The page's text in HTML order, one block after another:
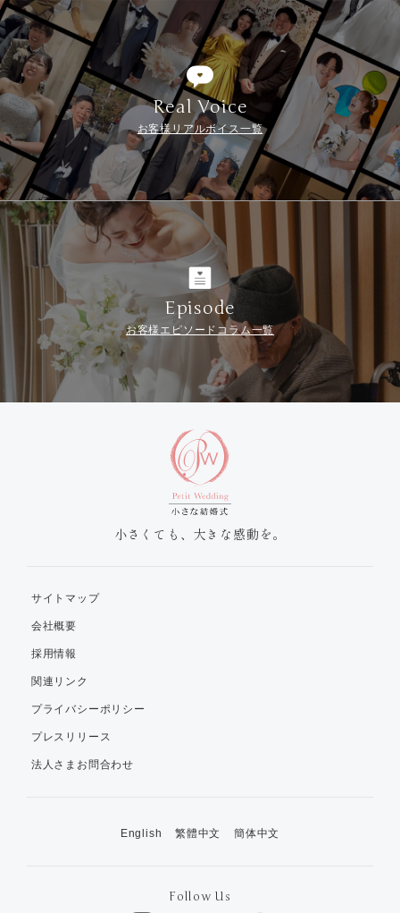
Real Voice
お客様リアルボイス一覧
Episode
お客様エピソードコラム一覧
小さくても、大きな感動を。
サイトマップ
会社概要
採用情報
関連リンク
プライバシーポリシー
プレスリリース
法人さまお問合わせ
English 繁體中文 簡体中文
Follow Us